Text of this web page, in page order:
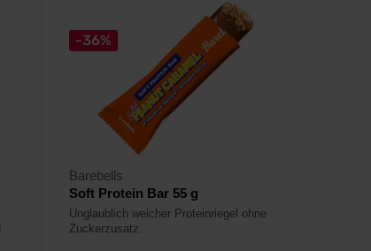
-36%
Barebells
Soft Protein Bar 55 g
Unglaublich weicher Proteinriegel ohne
Zuckerzusatz.